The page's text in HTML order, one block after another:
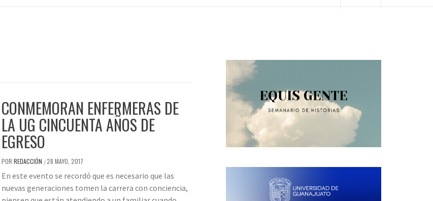
CONMEMORAN ENFERMERAS DE
LA UG CINCUENTA AÑOS DE
EGRESO
POR REDACCIÓN /28 MAYO, 2017
En este evento se recordó que es necesario que las
nuevas generaciones tomen la carrera con conciencia,